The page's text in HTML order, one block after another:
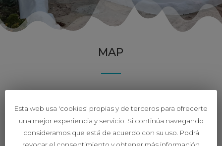
MAP
Esta web usa 'cookies' propias y de terceros para ofrecerte
una mejor experiencia y servicio. Si continúa navegando
consideramos que está de acuerdo con su uso. Podrá
revocar el consentimiento y obtener más información